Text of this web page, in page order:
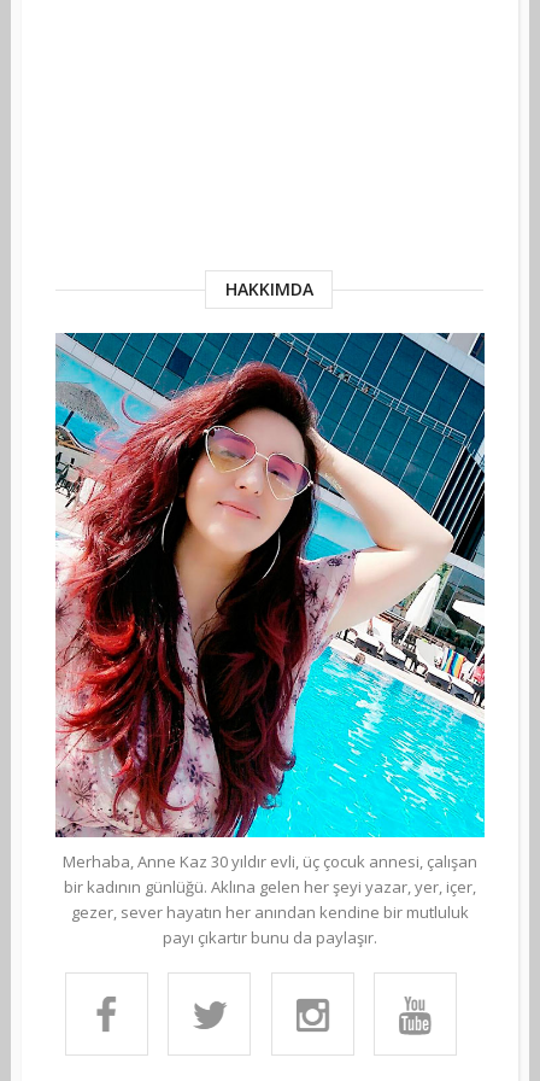
HAKKIMDA
Merhaba, Anne Kaz 30 yıldır evli, üç çocuk annesi, çalışan
bir kadının günlüğü. Aklına gelen her şeyi yazar, yer, içer,
gezer, sever hayatın her anından kendine bir mutluluk
payı çıkartır bunu da paylaşır.